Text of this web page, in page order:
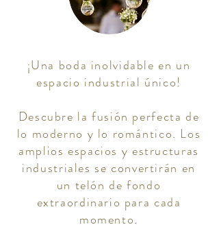
¡Una boda inolvidable en un
espacio industrial único!
Descubre la fusión perfecta de
lo moderno y lo romántico. Los
amplios espacios y estructuras
industriales se convertirán en
un telón de fondo
extraordinario para cada
momento.